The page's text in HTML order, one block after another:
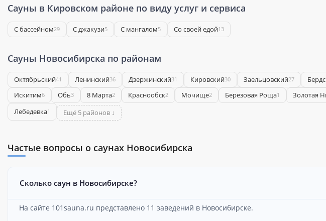
Сауны в Кировском районе по виду услуг и сервиса
С бассейном29 С джакузи5 С мангалом5 Со своей едой13
Сауны Новосибирска по районам
Октябрьский41 Ленинский36 Дзержинский31 Кировский30 Заельцовский27
Искитим6 Обь3 8 Марта2 Краснообск2 Мочище2 Березовая Роща1 Золотая
Лебедевка1 Ещё 5 районов ↓
Частые вопросы о саунах Новосибирска
Сколько саун в Новосибирске?
На сайте 101sauna.ru представлено 11 заведений в Новосибирске.